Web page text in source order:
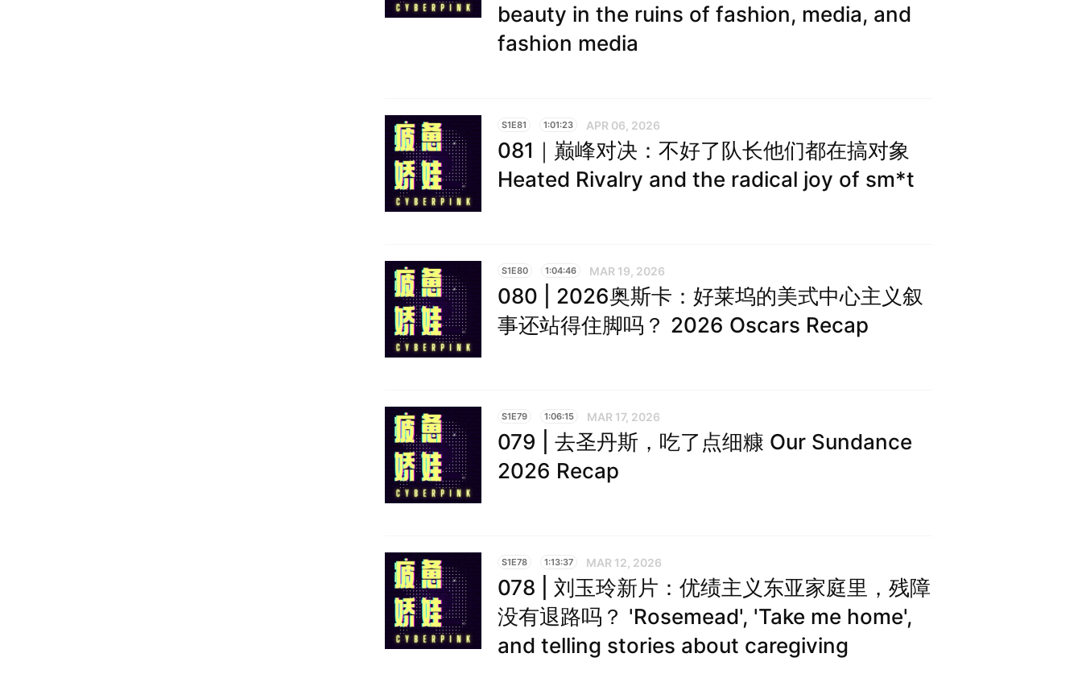
beauty in the ruins of fashion, media, and
fashion media
S1E81 1:01:23 APR 06, 2026
081｜巅峰对决：不好了队长他们都在搞对象
Heated Rivalry and the radical joy of sm*t
S1E80 1:04:46 MAR 19, 2026
080 | 2026奥斯卡：好莱坞的美式中心主义叙
事还站得住脚吗？ 2026 Oscars Recap
S1E79 1:06:15 MAR 17, 2026
079 | 去圣丹斯，吃了点细糠 Our Sundance
2026 Recap
S1E78 1:13:37 MAR 12, 2026
078 | 刘玉玲新片：优绩主义东亚家庭里，残障
没有退路吗？ 'Rosemead', 'Take me home',
and telling stories about caregiving